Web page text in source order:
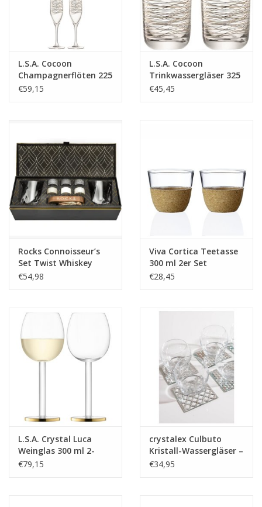
L.S.A. Cocoon
Champagnerflöten 225
ml 4er Set
€59,15
L.S.A. Cocoon
Trinkwassergläser 325
ml 4er Set
€45,45
Rocks Connoisseur’s
Set Twist Whiskey
Glass Edition – Luxus
€54,98
Viva Cortica Teetasse
300 ml 2er Set
€28,45
L.S.A. Crystal Luca
Weinglas 300 ml 2-
teiliges Set
€79,15
crystalex Culbuto
Kristall-Wassergläser –
6er-Set (390 ml)
€34,95